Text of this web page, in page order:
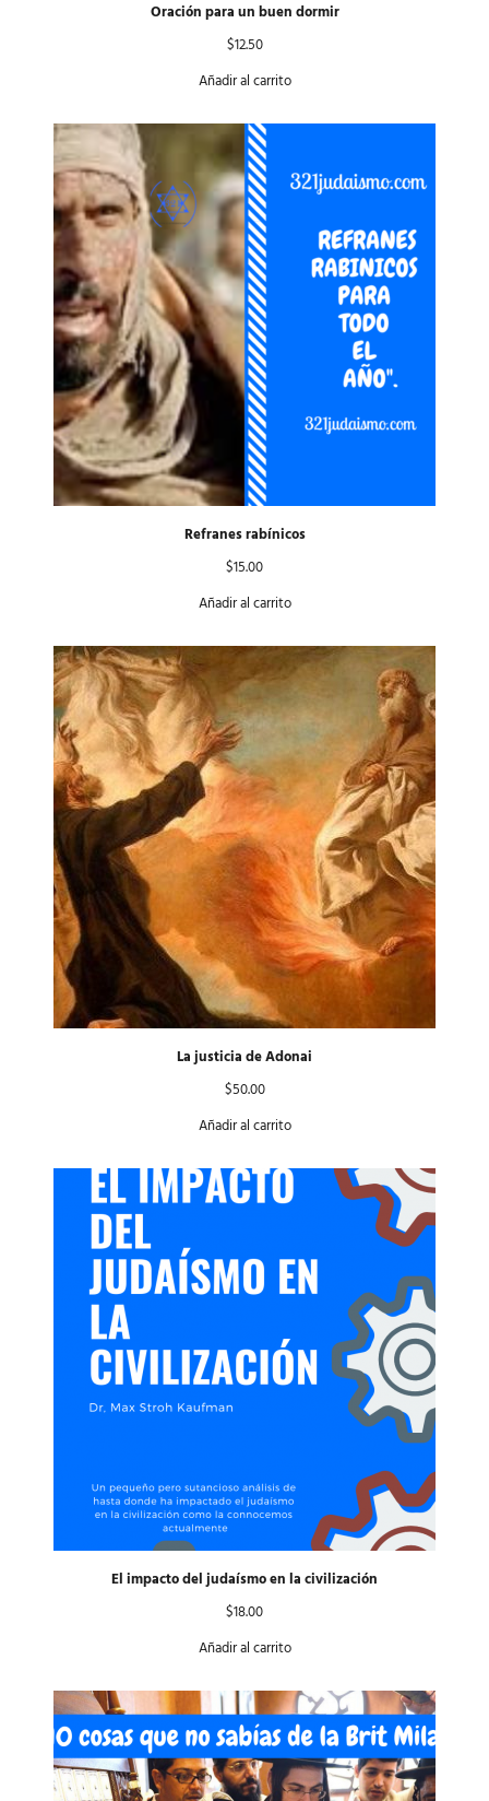
Oración para un buen dormir
$12.50
Añadir al carrito
Refranes rabínicos
$15.00
Añadir al carrito
La justicia de Adonai
$50.00
Añadir al carrito
El impacto del judaísmo en la civilización
$18.00
Añadir al carrito